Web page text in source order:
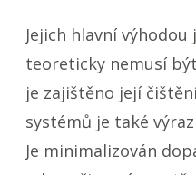
Jejich hlavní
teoreticky nemusí
je zajištěno její
systémů je také
Je minimalizován